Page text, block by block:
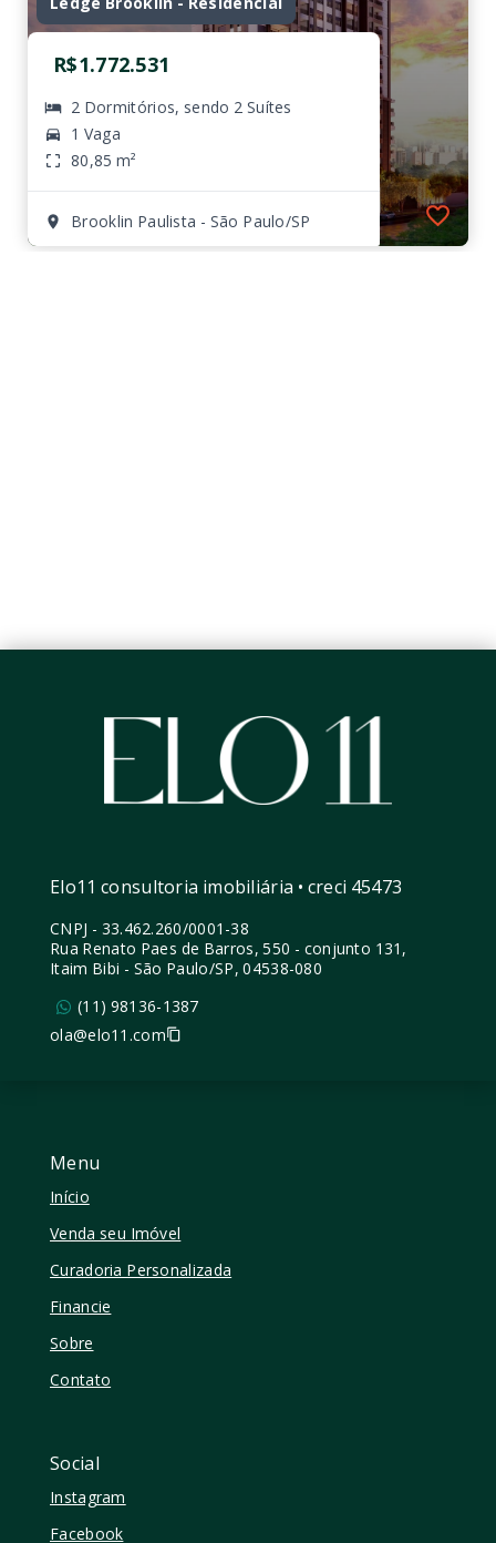
R$1.772.531
2 Dormitórios, sendo 2 Suítes
1 Vaga
80,85 m²
Brooklin Paulista - São Paulo/SP
Menu
Início
Venda seu Imóvel
Curadoria Personalizada
Financie
Sobre
Contato
Social
Instagram
Facebook
Elo11 consultoria imobiliária • creci 45473
CNPJ - 33.462.260/0001-38
Rua Renato Paes de Barros, 550 - conjunto 131,
Itaim Bibi - São Paulo/SP, 04538-080
(11) 98136-1387
ola@elo11.com